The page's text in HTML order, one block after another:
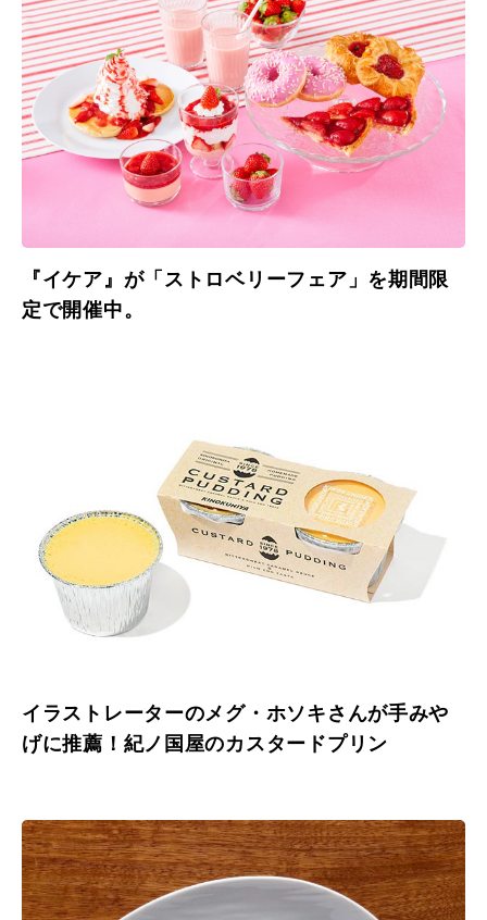
『イケア』が「ストロベリーフェア」を期間限
定で開催中。
イラストレーターのメグ・ホソキさんが手みや
げに推薦！紀ノ国屋のカスタードプリン